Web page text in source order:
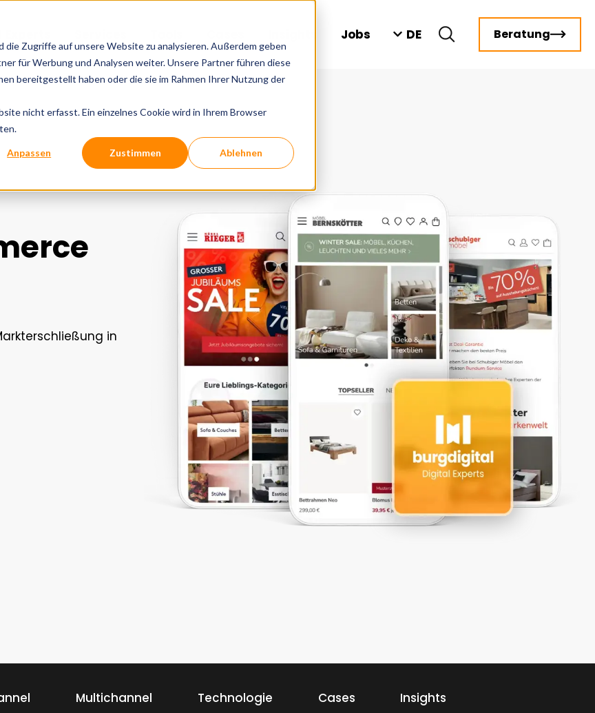
Zugriffe auf unsere Website zu analysieren. Außerdem geben
für Werbung und Analysen weiter. Unsere Partner führen diese
bereitgestellt haben oder die sie im Rahmen Ihrer Nutzung der
nicht erfasst. Ein einzelnes Cookie wird in Ihrem Browser
Anpassen Zustimmen Ablehnen
Jobs DE Beratung
in
Multichannel Technologie Cases Insights